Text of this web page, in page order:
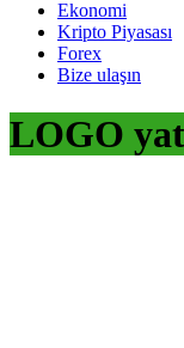
Ekonomi
Kripto Piyasası
Forex
Bize ulaşın
LOGO